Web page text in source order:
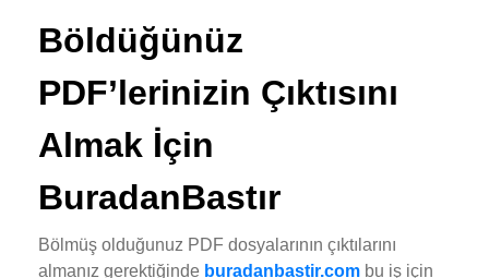
Böldüğünüz
PDF’lerinizin Çıktısını
Almak İçin
BuradanBastır
Bölmüş olduğunuz PDF dosyalarının çıktılarını
almanız gerektiğinde buradanbastir.com bu iş için